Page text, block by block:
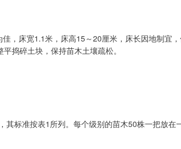
捣碎土块，保持苗木土壤疏松。
其标准按表1所列。每个级别的苗木50株一把放在